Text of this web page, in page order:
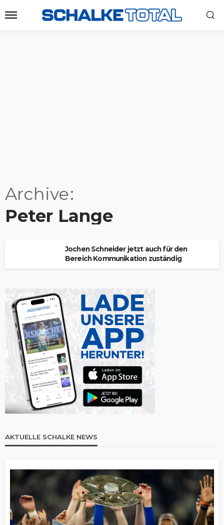
Archive
Peter Lange
Jochen Schneider jetzt auch für den
Bereich Kommunikation zuständig
AKTUELLE SCHALKE NEWS